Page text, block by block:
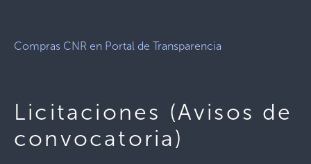
Compras CNR en Portal de Transparencia
Licitaciones (Avisos de
convocatoria)